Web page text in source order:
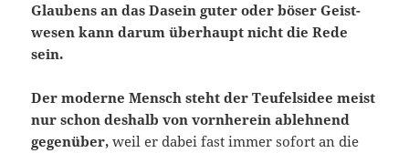
Glaubens an das Dasein guter oder böser Geist­
wesen kann darum überhaupt nicht die Rede
sein.
Der moderne Mensch steht der Teufelsidee meist
nur schon des­halb von vornherein ablehnend
gegenüber, weil er dabei fast immer sofort an die